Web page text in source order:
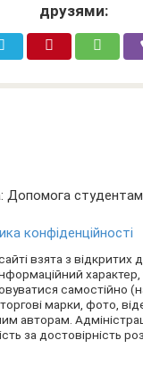
друзями:
Допомога
конфіденційності
взята з відкритих
самостійно
марки, фото,
авторам.
за достовірність